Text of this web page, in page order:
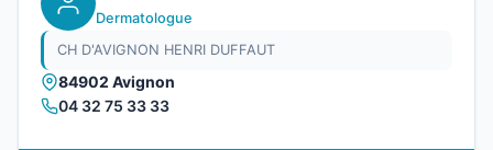
Dermatologue
CH D'AVIGNON HENRI DUFFAUT
84902 Avignon
04 32 75 33 33